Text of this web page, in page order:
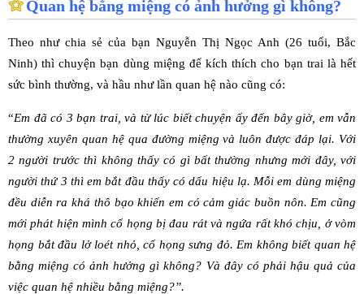
Quan hệ bằng miệng có ảnh hưởng gì không?
Theo như chia sẻ của bạn Nguyễn Thị Ngọc Anh (26 tuổi, Bắc
Ninh) thì chuyện bạn dùng miệng để kích thích cho bạn trai là hết
sức bình thường, và hầu như lần quan hệ nào cũng có:
“Em đã có 3 bạn trai, và từ lúc biết chuyện ấy đến bây giờ, em vẫn
thường xuyên quan hệ qua đường miệng và luôn được đáp lại. Với
2 người trước thì không thấy có gì bất thường nhưng mới đây, với
người thứ 3 thì em bắt đầu thấy có dấu hiệu lạ. Mỗi em dùng miệng
đều diễn ra khá thô bạo khiến em có cảm giác buồn nôn. Em cũng
mới phát hiện mình cổ họng bị đau rát và ngứa rất khó chịu, ở vòm
họng bắt đầu lở loét nhỏ, cổ họng sưng đỏ. Em không biết quan hệ
bằng miệng có ảnh hưởng gì không? Và đây có phải hậu quả của
việc quan hệ nhiều bằng miệng?”.